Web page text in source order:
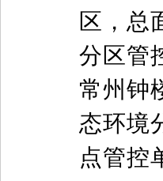
区，总
分区管
常州钟
态环境
点管控